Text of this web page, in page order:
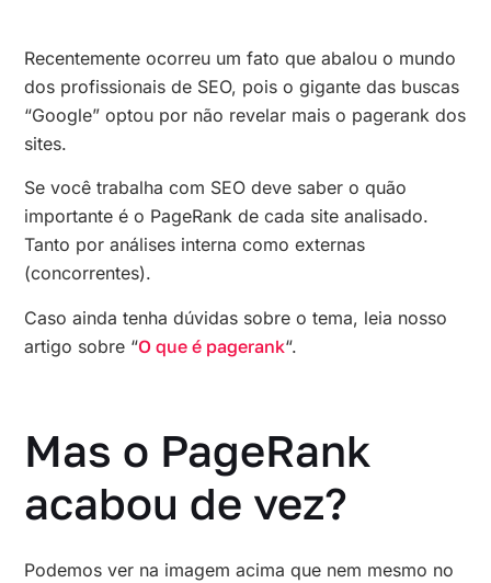
Recentemente ocorreu um fato que abalou o mundo
dos profissionais de SEO, pois o gigante das buscas
“Google” optou por não revelar mais o pagerank dos
sites.
Se você trabalha com SEO deve saber o quão
importante é o PageRank de cada site analisado.
Tanto por análises interna como externas
(concorrentes).
Caso ainda tenha dúvidas sobre o tema, leia nosso
artigo sobre “O que é pagerank“.
Mas o PageRank
acabou de vez?
Podemos ver na imagem acima que nem mesmo no